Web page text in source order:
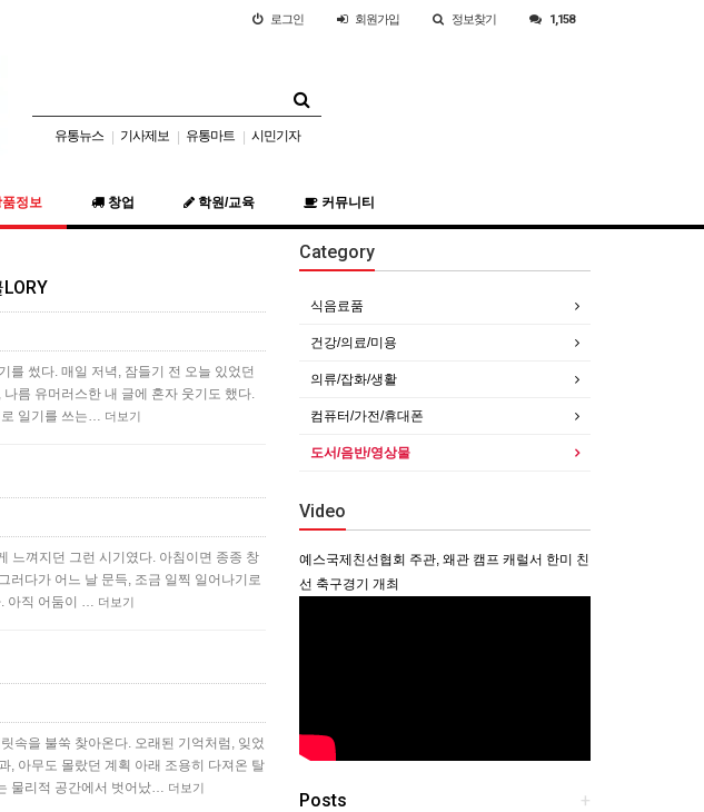
로그인 회원가입 정보찾기 1,158
유통뉴스 | 기사제보 | 유통마트 | 시민기자
정보 창업 학원/교육 커뮤니티
를 썼다. 매일 저녁, 잠들기 전 오늘 있었던
름 유머러스한 내 글에 혼자 웃기도 했다.
로 일기를 쓰는… 더보기
느껴지던 그런 시기였다. 아침이면 종종 창
러다가 어느 날 문득, 조금 일찍 일어나기로
. 아직 어둠이 … 더보기
속을 불쑥 찾아온다. 오래된 기억처럼, 잊었
, 아무도 몰랐던 계획 아래 조용히 다져온 탈
물리적 공간에서 벗어났… 더보기
Category
식음료품
건강/의료/미용
의류/잡화/생활
컴퓨터/가전/휴대폰
도서/음반/영상물
Video
예스국제친선협회 주관, 왜관 캠프 캐럴서 한미 친
선 축구경기 개최
+
Posts